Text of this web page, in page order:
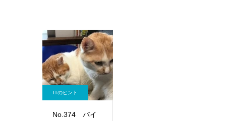
ITのヒント
No.374 バイ